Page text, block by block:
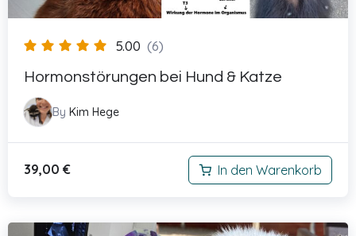
5.00 (6)
Hormonstörungen bei Hund & Katze
By Kim Hege
39,00 € In den Warenkorb